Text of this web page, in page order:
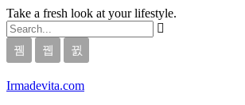
Take a fresh look at your lifestyle.
Irmadevita.com